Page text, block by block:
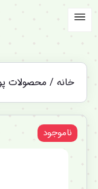
خانه/ محصولات
%12 تخفیف ویژه
ناموجود